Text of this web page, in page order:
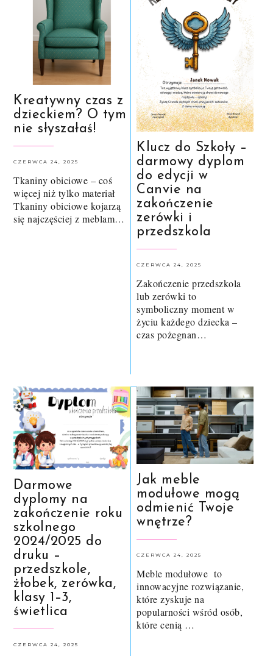
Kreatywny czas z
dzieckiem? O tym
nie słyszałaś!
CZERWCA 24, 2025
Tkaniny obiciowe – coś
więcej niż tylko materiał
Tkaniny obiciowe kojarzą
się najczęściej z meblam…
Klucz do Szkoły –
darmowy dyplom
do edycji w
Canvie na
zakończenie
zerówki i
przedszkola
CZERWCA 24, 2025
Zakończenie przedszkola
lub zerówki to
symboliczny moment w
życiu każdego dziecka –
czas pożegnan…
Darmowe
dyplomy na
zakończenie roku
szkolnego
2024/2025 do
druku –
przedszkole,
żłobek, zerówka,
klasy 1–3,
świetlica
CZERWCA 24, 2025
Jak meble
modułowe mogą
odmienić Twoje
wnętrze?
CZERWCA 24, 2025
Meble modułowe to
innowacyjne rozwiązanie,
które zyskuje na
popularności wśród osób,
które cenią …